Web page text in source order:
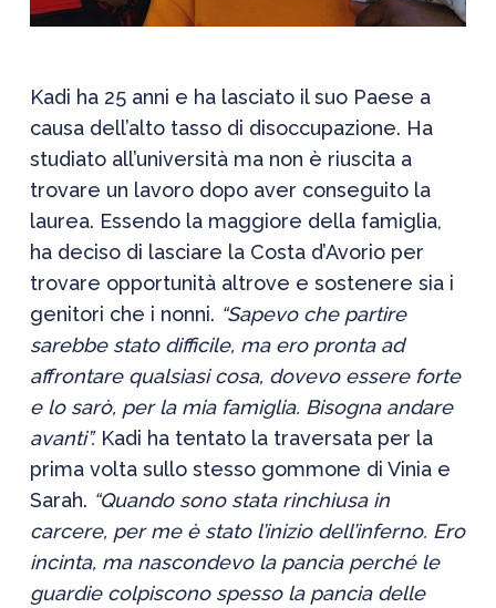
Kadi ha 25 anni e ha lasciato il suo Paese a
causa dell’alto tasso di disoccupazione. Ha
studiato all’università ma non è riuscita a
trovare un lavoro dopo aver conseguito la
laurea. Essendo la maggiore della famiglia,
ha deciso di lasciare la Costa d’Avorio per
trovare opportunità altrove e sostenere sia i
genitori che i nonni. “Sapevo che partire
sarebbe stato difficile, ma ero pronta ad
affrontare qualsiasi cosa, dovevo essere forte
e lo sarò, per la mia famiglia. Bisogna andare
avanti”. Kadi ha tentato la traversata per la
prima volta sullo stesso gommone di Viniae
Sarah. “Quando sono stata rinchiusa in
carcere, per me è stato l’inizio dell’inferno. Ero
incinta, ma nascondevo la pancia perché le
guardie colpiscono spesso la pancia delle